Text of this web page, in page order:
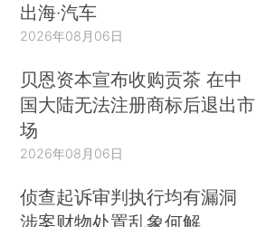
出海·汽车
2026年08月06日
贝恩资本宣布收购贡茶 在中
国大陆无法注册商标后退出市
场
2026年08月06日
侦查起诉审判执行均有漏洞
涉案财物处置乱象何解